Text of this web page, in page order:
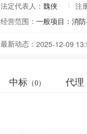
法定代表人： 魏侠 注
经营范围：
最新动态： 2025-12-09
中标 （0） 代理